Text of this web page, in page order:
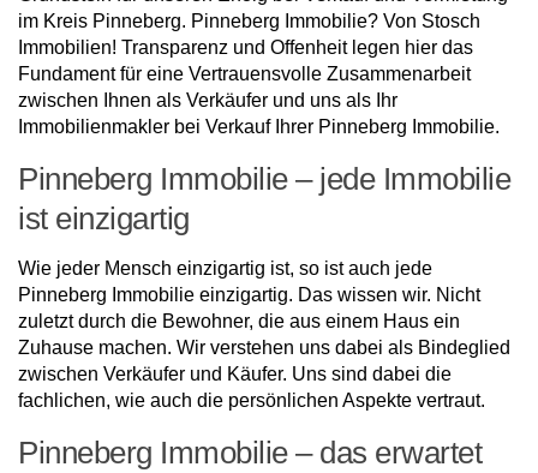
im Kreis Pinneberg. Pinneberg Immobilie? Von Stosch
Immobilien! Transparenz und Offenheit legen hier das
Fundament für eine Vertrauensvolle Zusammenarbeit
zwischen Ihnen als Verkäufer und uns als Ihr
Immobilienmakler bei Verkauf Ihrer Pinneberg Immobilie.
Pinneberg Immobilie – jede Immobilie
ist einzigartig
Wie jeder Mensch einzigartig ist, so ist auch jede
Pinneberg Immobilie einzigartig. Das wissen wir. Nicht
zuletzt durch die Bewohner, die aus einem Haus ein
Zuhause machen. Wir verstehen uns dabei als Bindeglied
zwischen Verkäufer und Käufer. Uns sind dabei die
fachlichen, wie auch die persönlichen Aspekte vertraut.
Pinneberg Immobilie – das erwartet